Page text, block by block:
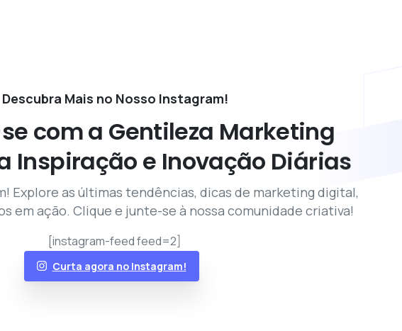
Descubra Mais no Nosso Instagram!
coma Gentileza Marketing
Inspiração e Inovação Diárias
Explore as últimas tendências, dicas de marketing digital,
em ação. Clique e junte-se à nossa comunidade criativa!
[instagram-feed feed=2]
Curta agora no Instagram!